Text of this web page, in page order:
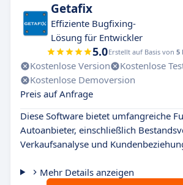
Getafix
Effiziente Bugfixing-
Lösung für Entwickler
5.0Erstellt auf Basis von 5
Kostenlose Version
Kostenlose
Kostenlose Demoversion
Preis auf Anfrage
Diese Software bietet umfangreiche
Autoanbieter, einschließlich
Verkaufsanalyse und
Mehr Details anzeigen